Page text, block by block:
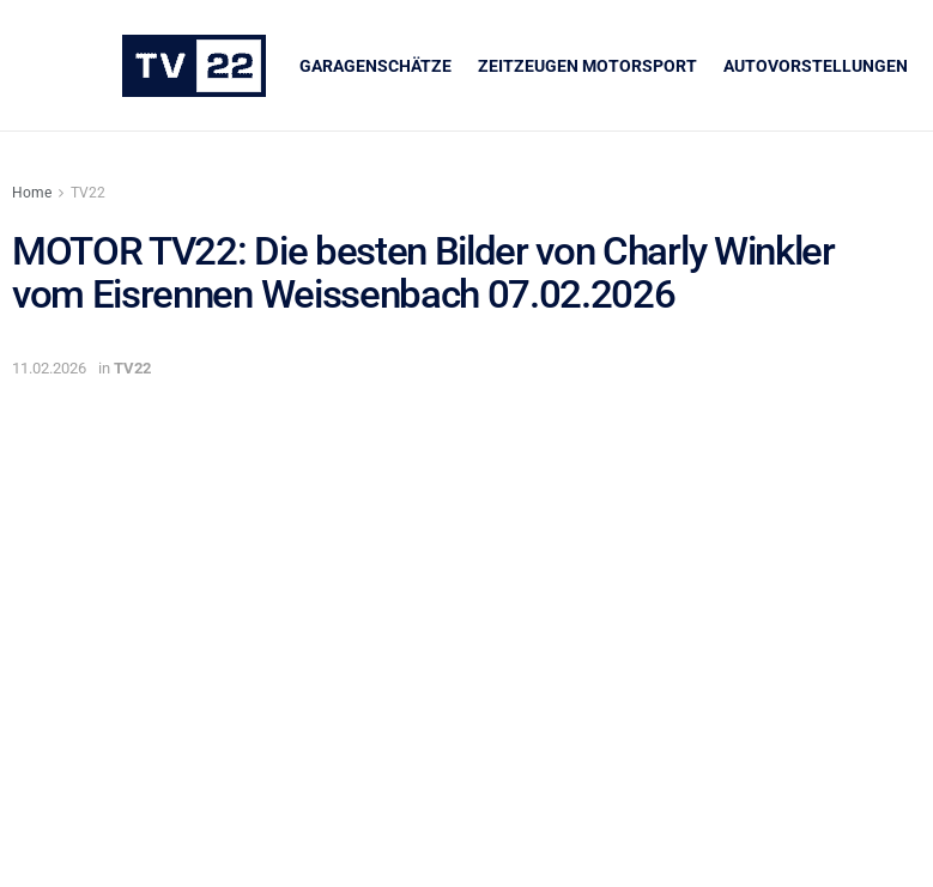
GARAGENSCHÄTZE ZEITZEUGEN MOTORSPORT AUTOVORSTELLUNGEN
Home TV22
MOTOR TV22: Die besten Bilder von Charly Winkler
vom Eisrennen Weissenbach 07.02.2026
11.02.2026 in TV22